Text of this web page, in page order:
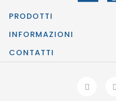
PRODOTTI
INFORMAZIONI
CONTATTI